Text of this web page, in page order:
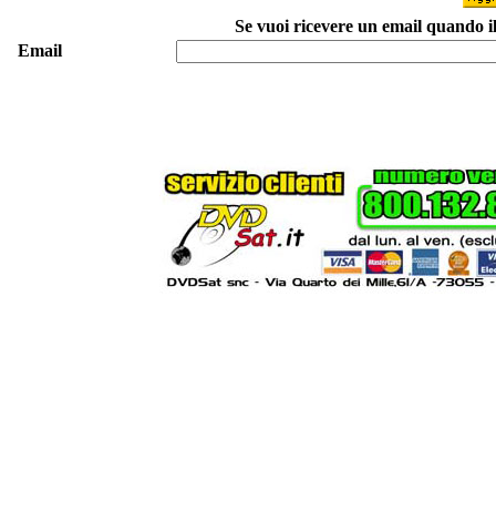
Se vuoi ricevere un email
Email